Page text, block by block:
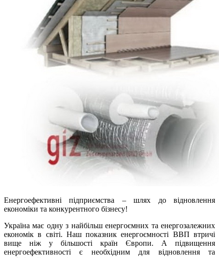
Енергоефективні підприємства – шлях до відновлення
економіки та конкурентного бізнесу!
Україна має одну з найбільш енергоємних та енергозалежних
економік в світі. Наш показник енергоємності ВВП втричі
вище ніж у більшості країн Європи. А підвищення
енергоефективності є необхідним для відновлення та